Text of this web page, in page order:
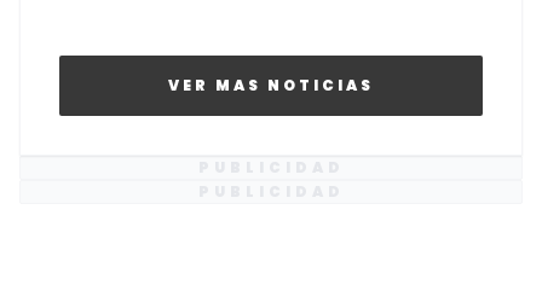
VER MAS NOTICIAS